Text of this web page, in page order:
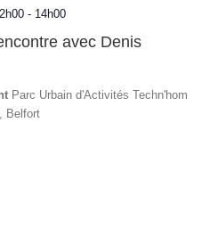
- 14h00
avec Denis
Parc Urbain d'Activités Techn'hom
Belfort